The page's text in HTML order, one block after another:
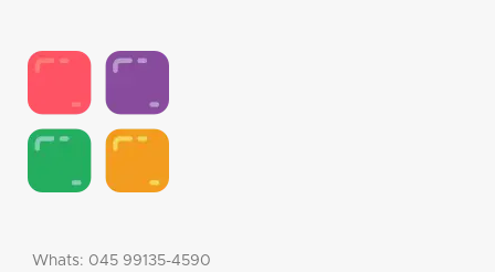
Whats: 045 99135-4590